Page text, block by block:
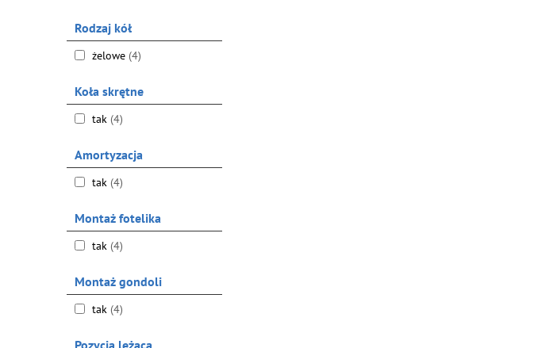
Rodzaj kół
żelowe (4)
Koła skrętne
tak (4)
Amortyzacja
tak (4)
Montaż fotelika
tak (4)
Montaż gondoli
tak (4)
Pozycja leżąca